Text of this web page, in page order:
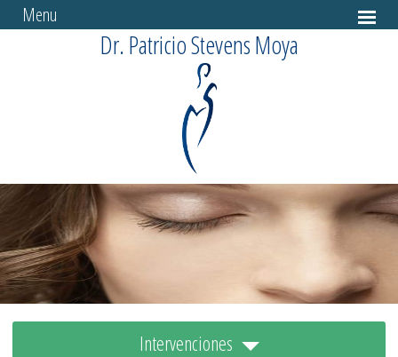
Menu
Dr. Patricio Stevens Moya
Intervenciones